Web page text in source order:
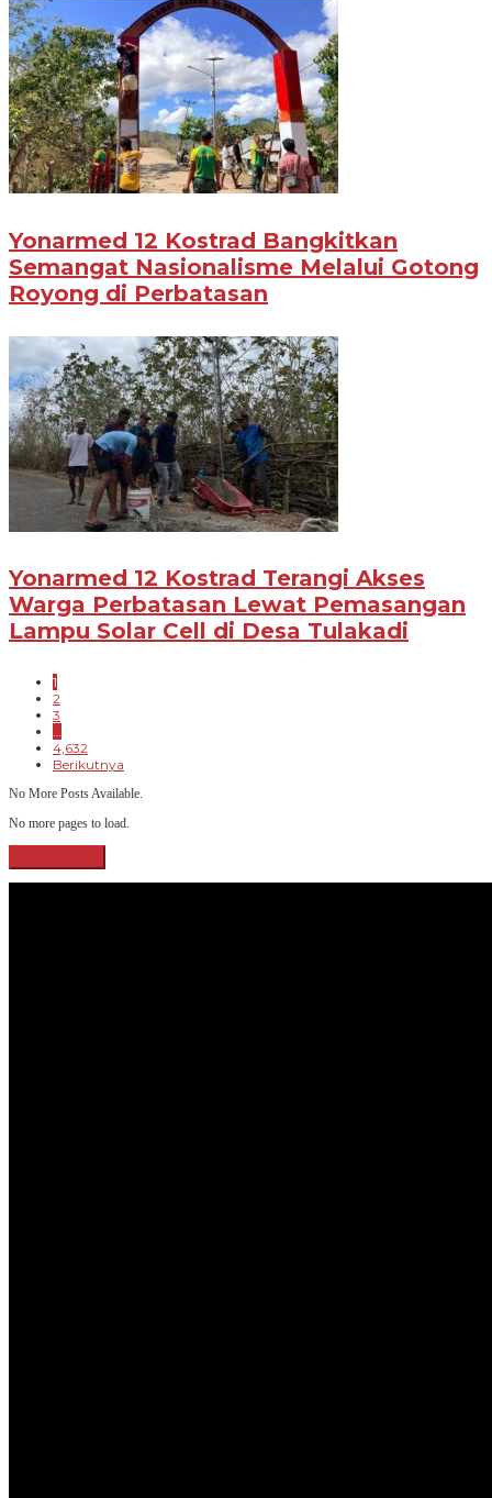
Yonarmed 12 Kostrad Bangkitkan
Semangat Nasionalisme Melalui Gotong
Royong di Perbatasan
Yonarmed 12 Kostrad Terangi Akses
Warga Perbatasan Lewat Pemasangan
Lampu Solar Cell di Desa Tulakadi
1
2
3
4,632
Berikutnya
No More Posts Available.
No more pages to load.